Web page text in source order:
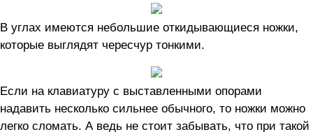
В углах имеются небольшие откидывающиеся ножки,
которые выглядят чересчур тонкими.
Если на клавиатуру с выставленными опорами
надавить несколько сильнее обычного, то ножки можно
легко сломать. А ведь не стоит забывать, что при такой